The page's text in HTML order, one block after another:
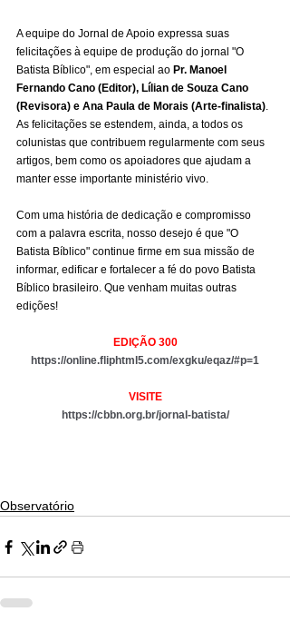
A equipe do Jornal de Apoio expressa suas
felicitações à equipe de produção do jornal "O
Batista Bíblico", em especial ao Pr. Manoel
Fernando Cano (Editor), Lílian de Souza Cano
(Revisora) e Ana Paula de Morais (Arte-finalista).
As felicitações se estendem, ainda, a todos os
colunistas que contribuem regularmente com seus
artigos, bem como os apoiadores que ajudam a
manter esse importante ministério vivo.
Com uma história de dedicação e compromisso
com a palavra escrita, nosso desejo é que "O
Batista Bíblico" continue firme em sua missão de
informar, edificar e fortalecer a fé do povo Batista
Bíblico brasileiro. Que venham muitas outras
edições!
EDIÇÃO 300
https://online.fliphtml5.com/exgku/eqaz/#p=1
VISITE
https://cbbn.org.br/jornal-batista/
Observatório